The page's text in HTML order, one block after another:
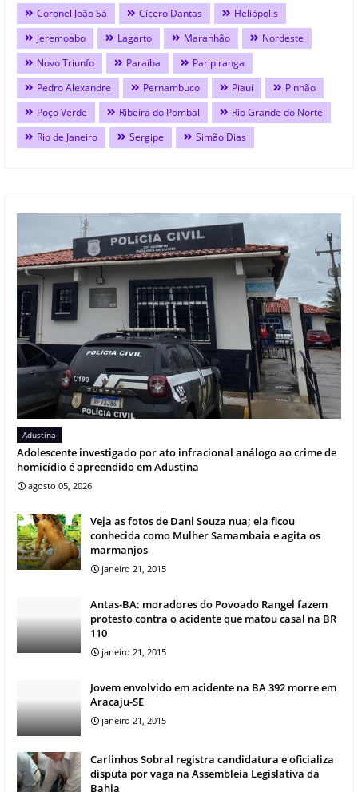
Coronel João Sá Cícero Dantas
Heliópolis
Jeremoabo
Lagarto Maranhão
Nordeste
Novo Triunfo
Paraíba
Paripiranga
Pedro Alexandre
Pernambuco Piauí
Pinhão
Poço Verde
Ribeira do Pombal
Rio Grande do Norte
Rio de Janeiro
Sergipe Simão Dias
Adustina
Adolescente investigado por ato infracional análogo ao crime de
homicídio é apreendido em Adustina
agosto 05, 2026
Veja as fotos de Dani Souza nua; ela ficou
conhecida como Mulher Samambaia e agita os
marmanjos
janeiro 21, 2015
Antas-BA: moradores do Povoado Rangel fazem
protesto contra o acidente que matou casal na BR
110
janeiro 21, 2015
Jovem envolvido em acidente na BA 392 morre em
Aracaju-SE
janeiro 21, 2015
Carlinhos Sobral registra candidatura e oficializa
disputa por vaga na Assembleia Legislativa da
Bahia